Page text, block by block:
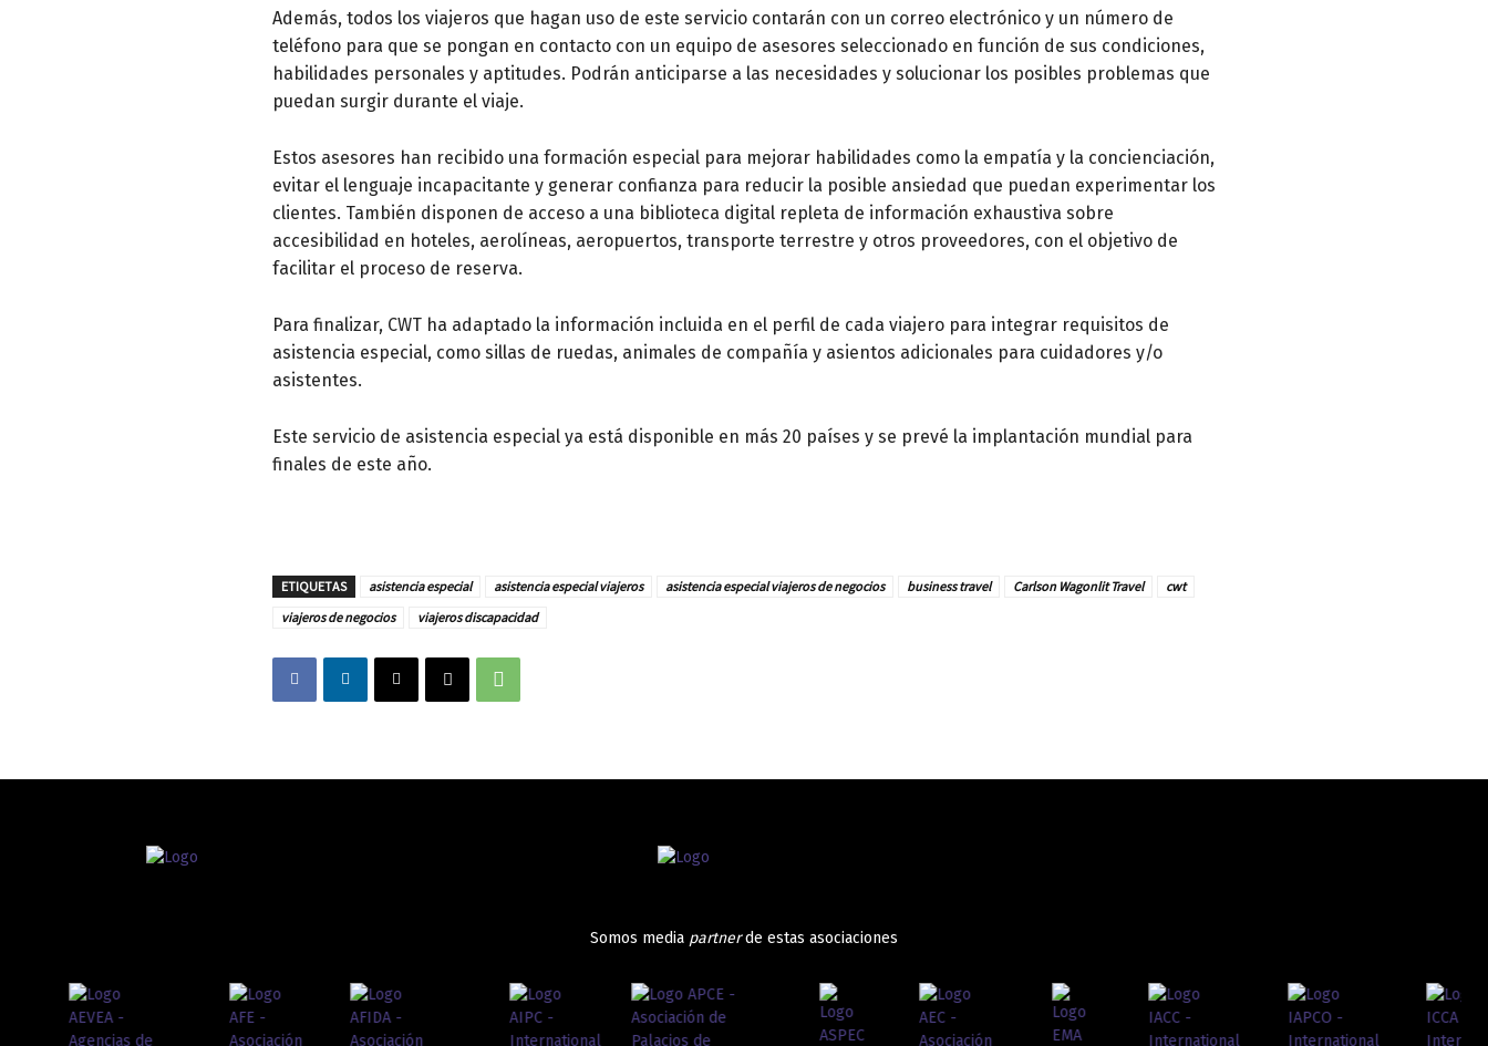
Además, todos los viajeros que hagan uso de este servicio contarán con un correo electrónico y un número de
teléfono para que se pongan en contacto con un equipo de asesores seleccionado en función de sus condiciones,
habilidades personales y aptitudes. Podrán anticiparse a las necesidades y solucionar los posibles problemas que
puedan surgir durante el viaje.
Estos asesores han recibido una formación especial para mejorar habilidades como la empatía y la concienciación,
evitar el lenguaje incapacitante y generar confianza para reducir la posible ansiedad que puedan experimentar los
clientes. También disponen de acceso a una biblioteca digital repleta de información exhaustiva sobre
accesibilidad en hoteles, aerolíneas, aeropuertos, transporte terrestre y otros proveedores, con el objetivo de
facilitar el proceso de reserva.
Para finalizar, CWT ha adaptado la información incluida en el perfil de cada viajero para integrar requisitos de
asistencia especial, como sillas de ruedas, animales de compañía y asientos adicionales para cuidadores y/o
asistentes.
Este servicio de asistencia especial ya está disponible en más 20 países y se prevé la implantación mundial para
finales de este año.
ETIQUETAS asistencia especial asistencia especial viajeros asistencia especial viajeros de negocios business travel Carlson Wagonlit Travel
cwt
viajeros de negocios
viajeros discapacidad
Somos media partnerde estas asociaciones